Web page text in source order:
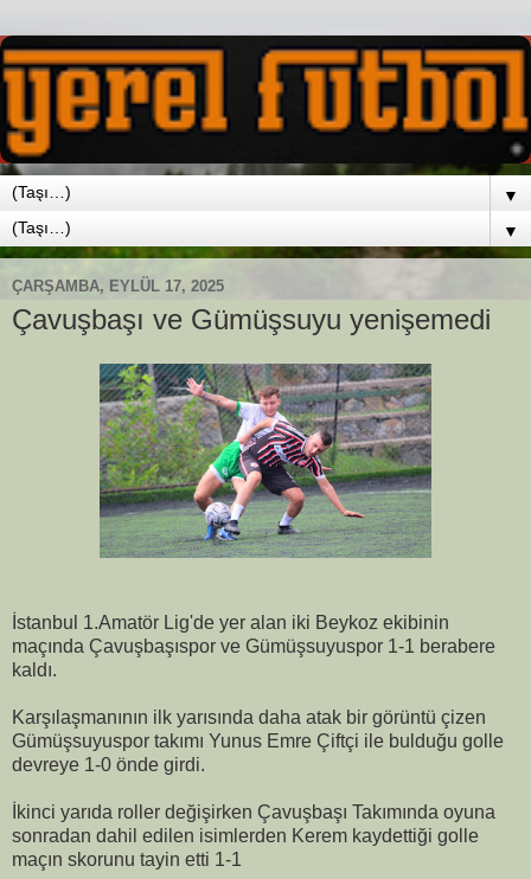
▼
▼
ÇARŞAMBA, EYLÜL 17, 2025
Çavuşbaşı ve Gümüşsuyu yenişemedi
İstanbul 1.Amatör Lig'de yer alan iki Beykoz ekibinin
maçında Çavuşbaşıspor ve Gümüşsuyuspor 1-1 berabere
kaldı.
Karşılaşmanının ilk yarısında daha atak bir görüntü çizen
Gümüşsuyuspor takımı Yunus Emre Çiftçi ile bulduğu golle
devreye 1-0 önde girdi.
İkinci yarıda roller değişirken Çavuşbaşı Takımında oyuna
sonradan dahil edilen isimlerden Kerem kaydettiği golle
maçın skorunu tayin etti 1-1